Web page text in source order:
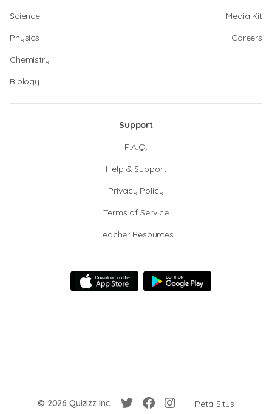
Science
Physics
Chemistry
Biology
Media Kit
Careers
Support
F.A.Q.
Help & Support
Privacy Policy
Terms of Service
Teacher Resources
© 2026 Quizizz Inc. Peta Situs